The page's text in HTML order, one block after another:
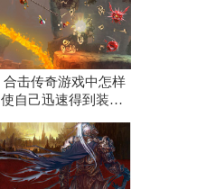
合击传奇游戏中怎样
使自己迅速得到装备?
如何快速获得装备？)